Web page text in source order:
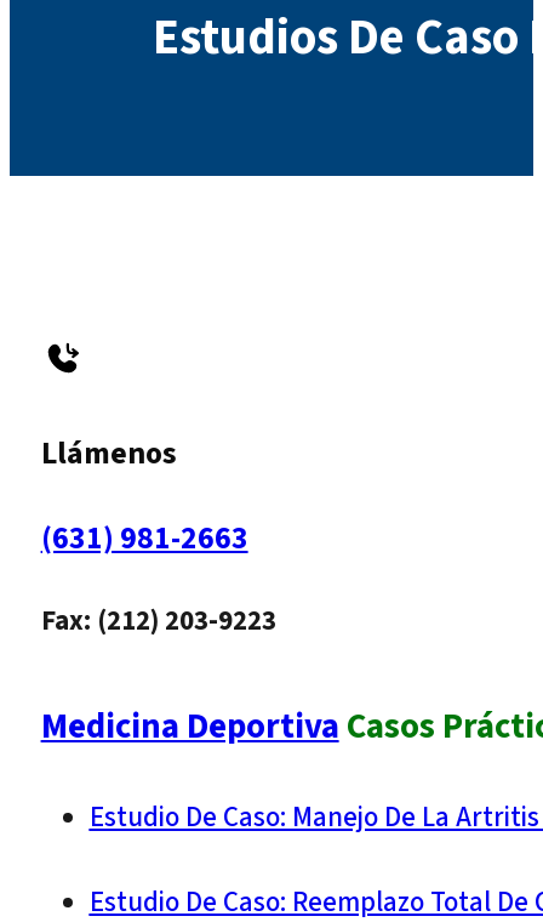
Estudios De
Llámenos
(631) 981-2663
Fax: (212) 203-9223
Medicina DeportivaCasos
Estudio De Caso: Manejo De La
Estudio De Caso: Reemplazo Total